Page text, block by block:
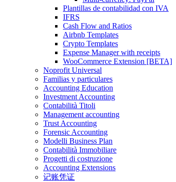
Plantillas de contabilidad con IVA
IFRS
Cash Flow and Ratios
Airbnb Templates
Crypto Templates
Expense Manager with receipts
WooCommerce Extension [BETA]
Noprofit Universal
Familias y particulares
Accounting Education
Investment Accounting
Contabilità Titoli
Management accounting
Trust Accounting
Forensic Accounting
Modelli Business Plan
Contabilità Immobiliare
Progetti di costruzione
Accounting Extensions
记账凭证